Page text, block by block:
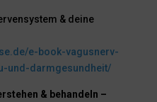
& deine
e-book-vagusnerv-
und-darmgesundheit/
& behandeln –